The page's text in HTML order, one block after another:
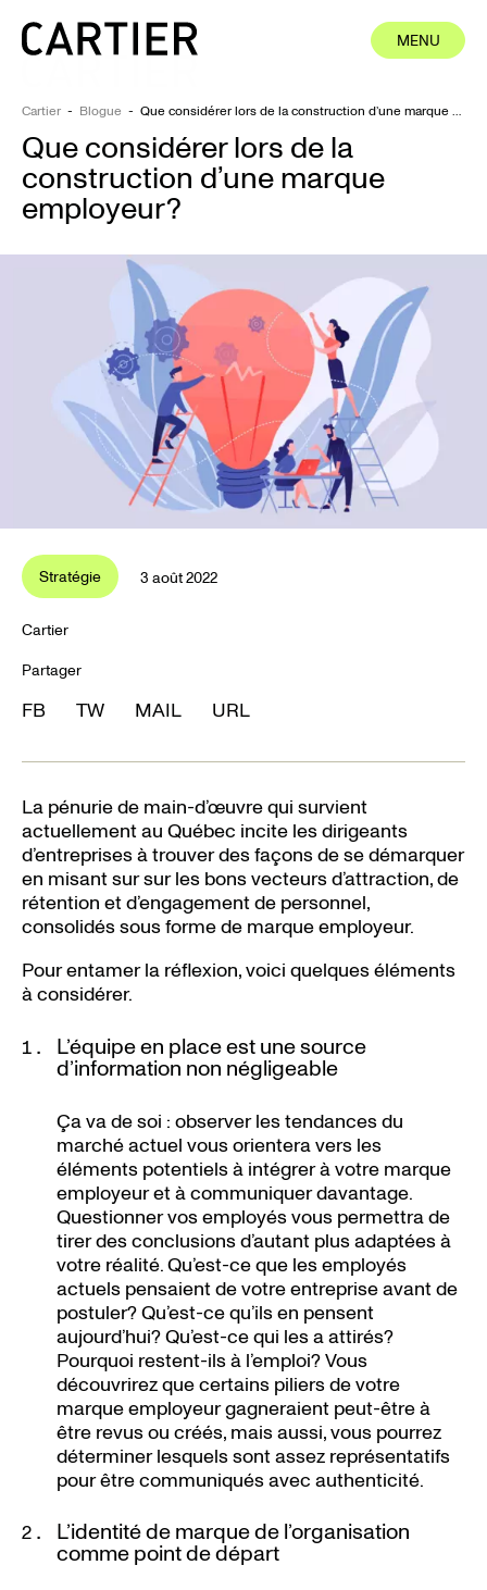
MENU
Facebook
Instagram
LinkedIn
English
Cartier - Blogue -
Que considérer lors de la
construction d’une marque
employeur?
Stratégie 3 août 2022
Cartier
Partager
FB TW MAIL URL
La pénurie de main-d’œuvre qui survient
actuellement au Québec incite les dirigeants
d’entreprises à trouver des façons de se démarquer
en misant sur sur les bons vecteurs d’attraction, de
rétention et d’engagement de personnel,
consolidés sous forme de marque employeur.
Pour entamer la réflexion, voici quelques éléments
à considérer.
L’équipe en place est une source
d’information non négligeable
Ça va de soi : observer les tendances du
marché actuel vous orientera vers les
éléments potentiels à intégrer à votre marque
employeur et à communiquer davantage.
Questionner vos employés vous permettra de
tirer des conclusions d’autant plus adaptées à
votre réalité. Qu’est-ce que les employés
actuels pensaient de votre entreprise avant de
postuler? Qu’est-ce qu’ils en pensent
aujourd’hui? Qu’est-ce qui les a attirés?
Pourquoi restent-ils à l’emploi? Vous
découvrirez que certains piliers de votre
marque employeur gagneraient peut-être à
être revus ou créés, mais aussi, vous pourrez
déterminer lesquels sont assez représentatifs
pour être communiqués avec authenticité.
L’identité de marque de l’organisation
comme point de départ